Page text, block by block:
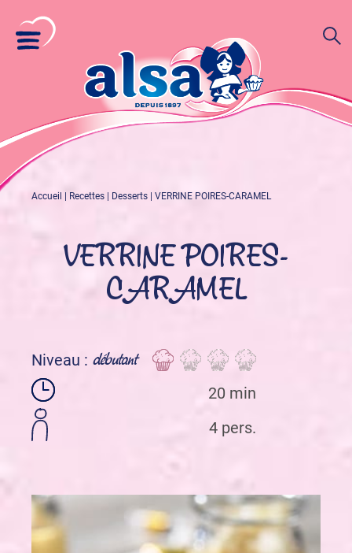
Accueil Recettes Desserts VERRINE POIRES-CARAMEL
VERRINE POIRES-
CARAMEL
Niveau : débutant
20 min
4 pers.